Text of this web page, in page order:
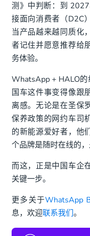
测》中判断：到
接面向消费者（D2C
当产品越来越同质化
者记住并愿意推荐给
务体验。
WhatsApp + HALO的
国车这件事变得像跟
离感。无论是在圣保
保养政策的网约车司
的新能源爱好者，他
个品牌是随时在线的，
而这，正是中国车企
关键一步。
更多关于WhatsApp
息，欢迎联系我们。